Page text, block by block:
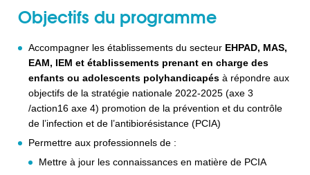
Objectifs du programme
Accompagner les établissements du secteur EHPAD, MAS,
EAM, IEM et établissements prenant en charge des
enfants ou adolescents polyhandicapésà répondre aux
objectifs de la stratégie nationale 2022-2025 (axe 3
/action16 axe 4) promotion de la prévention et du contrôle
de l’infection et de l’antibiorésistance (PCIA)
Permettre aux professionnels de :
Mettre à jour les connaissances en matière de PCIA